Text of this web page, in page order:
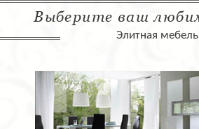
Выберите ваш
Элитная мебель